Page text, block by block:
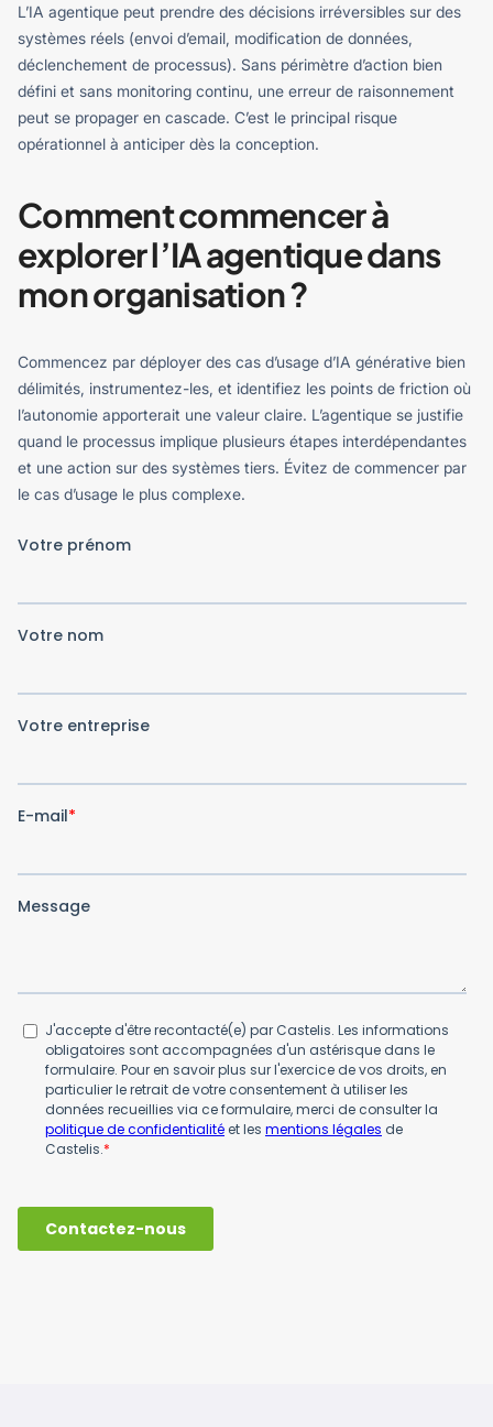
L’IA agentique peut prendre des décisions irréversibles sur des
systèmes réels (envoi d’email, modification de données,
déclenchement de processus). Sans périmètre d’action bien
défini et sans monitoring continu, une erreur de raisonnement
peut se propager en cascade. C’est le principal risque
opérationnel à anticiper dès la conception.
Comment commencer à
explorer l’IA agentique dans
mon organisation ?
Commencez par déployer des cas d’usage d’IA générative bien
délimités, instrumentez-les, et identifiez les points de friction où
l’autonomie apporterait une valeur claire. L’agentique se justifie
quand le processus implique plusieurs étapes interdépendantes
et une action sur des systèmes tiers. Évitez de commencer par
le cas d’usage le plus complexe.